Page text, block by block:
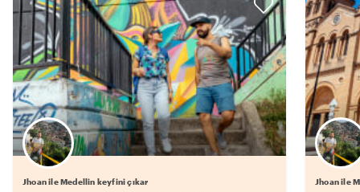
Jhoan ile Medellin keyfini çıkar Jhoan ile